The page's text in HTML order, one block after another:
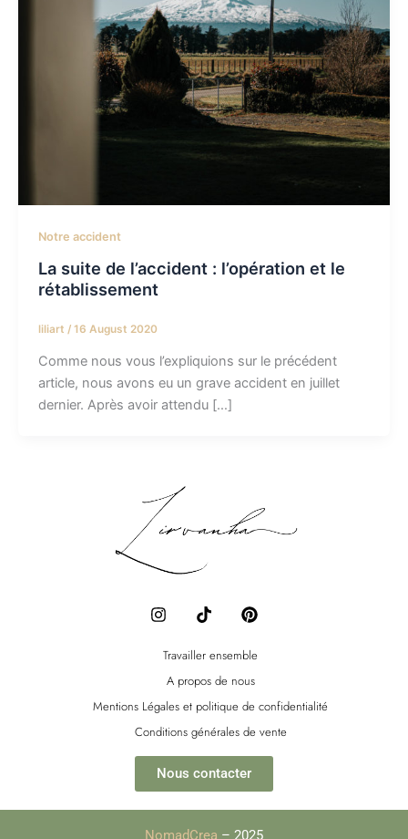
Notre accident
La suite de l’accident : l’opération et le
rétablissement
liliart / 16 August 2020
Comme nous vous l’expliquions sur le précédent
article, nous avons eu un grave accident en juillet
dernier. Après avoir attendu […]
I
n
t
g
r
m
T
i
t
k
P
i
t
r
e
t
Travailler ensemble
A propos de nous
Mentions Légales et politique de confidentialité
Conditions générales de vente
Nous contacter